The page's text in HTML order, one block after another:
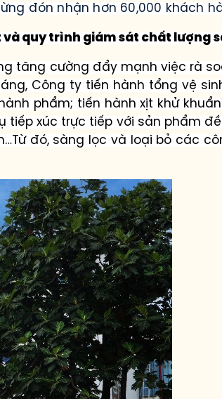
đón nhận hơn 60,000 khách
quy trình giám sát chất lượng
tăng cường đẩy mạnh việc rà
Công ty tiến hành tổng vệ
phẩm; tiến hành xịt khử
xúc trực tiếp với sản phẩm
đó, sàng lọc và loại bỏ các